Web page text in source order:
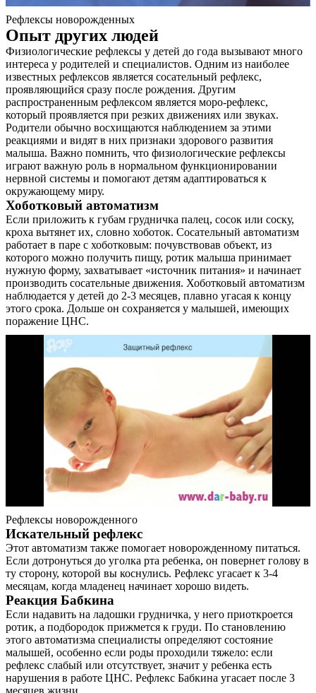
Статьи
Контакты
Рефлексы новорожденных
Опыт других людей
Физиологические рефлексы у детей до года вызывают много
интереса у родителей и специалистов. Одним из наиболее
известных рефлексов является сосательный рефлекс,
проявляющийся сразу после рождения. Другим
распространенным рефлексом является моро-рефлекс,
который проявляется при резких движениях или звуках.
Родители обычно восхищаются наблюдением за этими
реакциями и видят в них признаки здорового развития
малыша. Важно помнить, что физиологические рефлексы
играют важную роль в нормальном функционировании
нервной системы и помогают детям адаптироваться к
окружающему миру.
Хоботковый автоматизм
Если приложить к губам грудничка палец, сосок или соску,
кроха вытянет их, словно хоботок. Сосательный автоматизм
работает в паре с хоботковым: почувствовав объект, из
которого можно получить пищу, ротик малыша принимает
нужную форму, захватывает «источник питания» и начинает
производить сосательные движения. Хоботковый автоматизм
наблюдается у детей до 2-3 месяцев, плавно угасая к концу
этого срока. Дольше он сохраняется у малышей, имеющих
поражение ЦНС.
Рефлексы новорожденного
Искательный рефлекс
Этот автоматизм также помогает новорожденному питаться.
Если дотронуться до уголка рта ребенка, он повернет голову в
ту сторону, которой вы коснулись. Рефлекс угасает к 3-4
месяцам, когда младенец начинает хорошо видеть.
Реакция Бабкина
Если надавить на ладошки грудничка, у него приоткроется
ротик, а подбородок прижмется к груди. По становлению
этого автоматизма специалисты определяют состояние
малышей, особенно если роды проходили тяжело: если
рефлекс слабый или отсутствует, значит у ребенка есть
нарушения в работе ЦНС. Рефлекс Бабкина угасает после 3
месяцев жизни.